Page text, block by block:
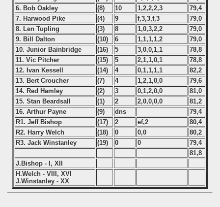
6. Bob Oakley
(8) 10 1,2,2,2,3
79,4
7. Harwood Pike
(4) 9 f,3,3,f,3
79,0
8. Len Tupling
(3) 8 1,0,3,2,2
79,0
9. Bill Dalton
(10) 6 1,1,1,1,2
79,0
10. Junior Bainbridge
(16) 5 3,0,0,1,1
78,8
11. Vic Pitcher
(15) 5 2,1,1,0,1
78,8
12. Ivan Kessell
(14) 4 0,1,1,1,1
82,2
13. Bert Croucher
(7) 4 1,2,1,0,0
79,6
14. Red Hamley
(2) 3 0,1,2,0,0
81,0
15. Stan Beardsall
(1) 2 2,0,0,0,0
81,2
16. Arthur Payne
(9) dns
79,4
R1. Jeff Bishop
(17) 2 ef,2
80,4
R2. Harry Welch
(18) 0 0,0
80,2
R3. Jack Winstanley
(19) 0 0
79,4
81,8
J.Bishop - I, XII
H.Welch - VIII, XVI
J.Winstanley - XX